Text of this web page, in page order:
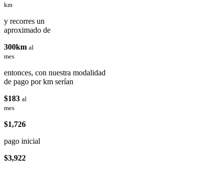
km
y recorres un
aproximado de
300km al
mes
entonces, con nuestra modalidad
de pago por km serían
$183 al
mes
$1,726
pago inicial
$3,922